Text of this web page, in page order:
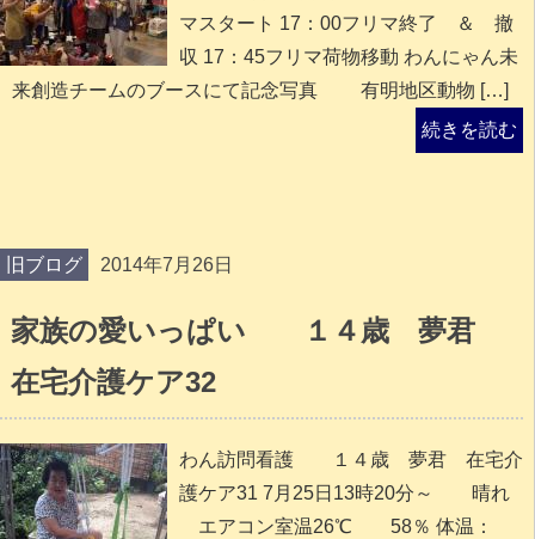
マスタート 17：00フリマ終了 ＆ 撤
収 17：45フリマ荷物移動 わんにゃん未
来創造チームのブースにて記念写真 有明地区動物 […]
続きを読む
旧ブログ 2014年7月26日
家族の愛いっぱい １４歳 夢君
在宅介護ケア32
わん訪問看護 １４歳 夢君 在宅介
護ケア31 7月25日13時20分～ 晴れ
エアコン室温26℃ 58％ 体温：